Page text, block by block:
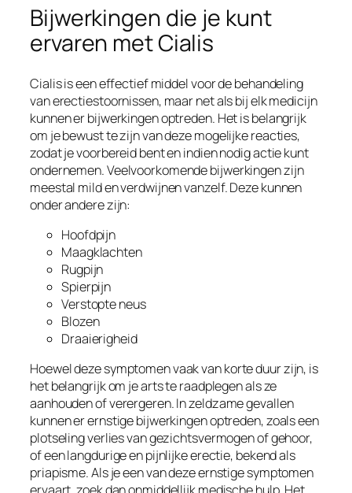
Bijwerkingen die je kunt
ervaren met Cialis
Cialis is een effectief middel voor de behandeling
van erectiestoornissen, maar net als bij elk medicijn
kunnen er bijwerkingen optreden. Het is belangrijk
om je bewust te zijn van deze mogelijke reacties,
zodat je voorbereid bent en indien nodig actie kunt
ondernemen. Veelvoorkomende bijwerkingen zijn
meestal mild en verdwijnen vanzelf. Deze kunnen
onder andere zijn:
Hoofdpijn
Maagklachten
Rugpijn
Spierpijn
Verstopte neus
Blozen
Draaierigheid
Hoewel deze symptomen vaak van korte duur zijn, is
het belangrijk om je arts te raadplegen als ze
aanhouden of verergeren. In zeldzame gevallen
kunnen er ernstige bijwerkingen optreden, zoals een
plotseling verlies van gezichtsvermogen of gehoor,
of een langdurige en pijnlijke erectie, bekend als
priapisme. Als je een van deze ernstige symptomen